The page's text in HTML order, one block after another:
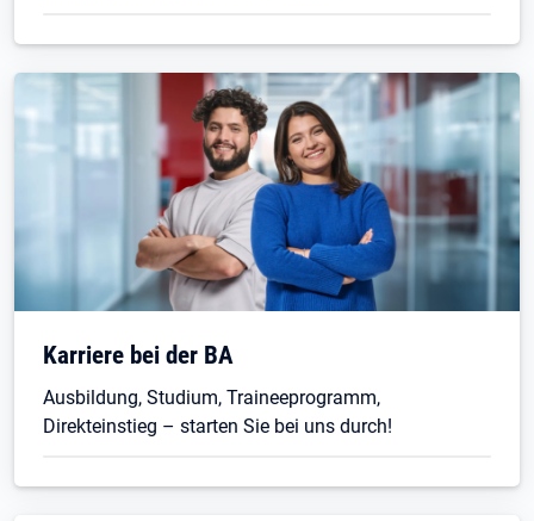
Karriere bei der BA
Ausbildung, Studium, Traineeprogramm,
Direkteinstieg – starten Sie bei uns durch!